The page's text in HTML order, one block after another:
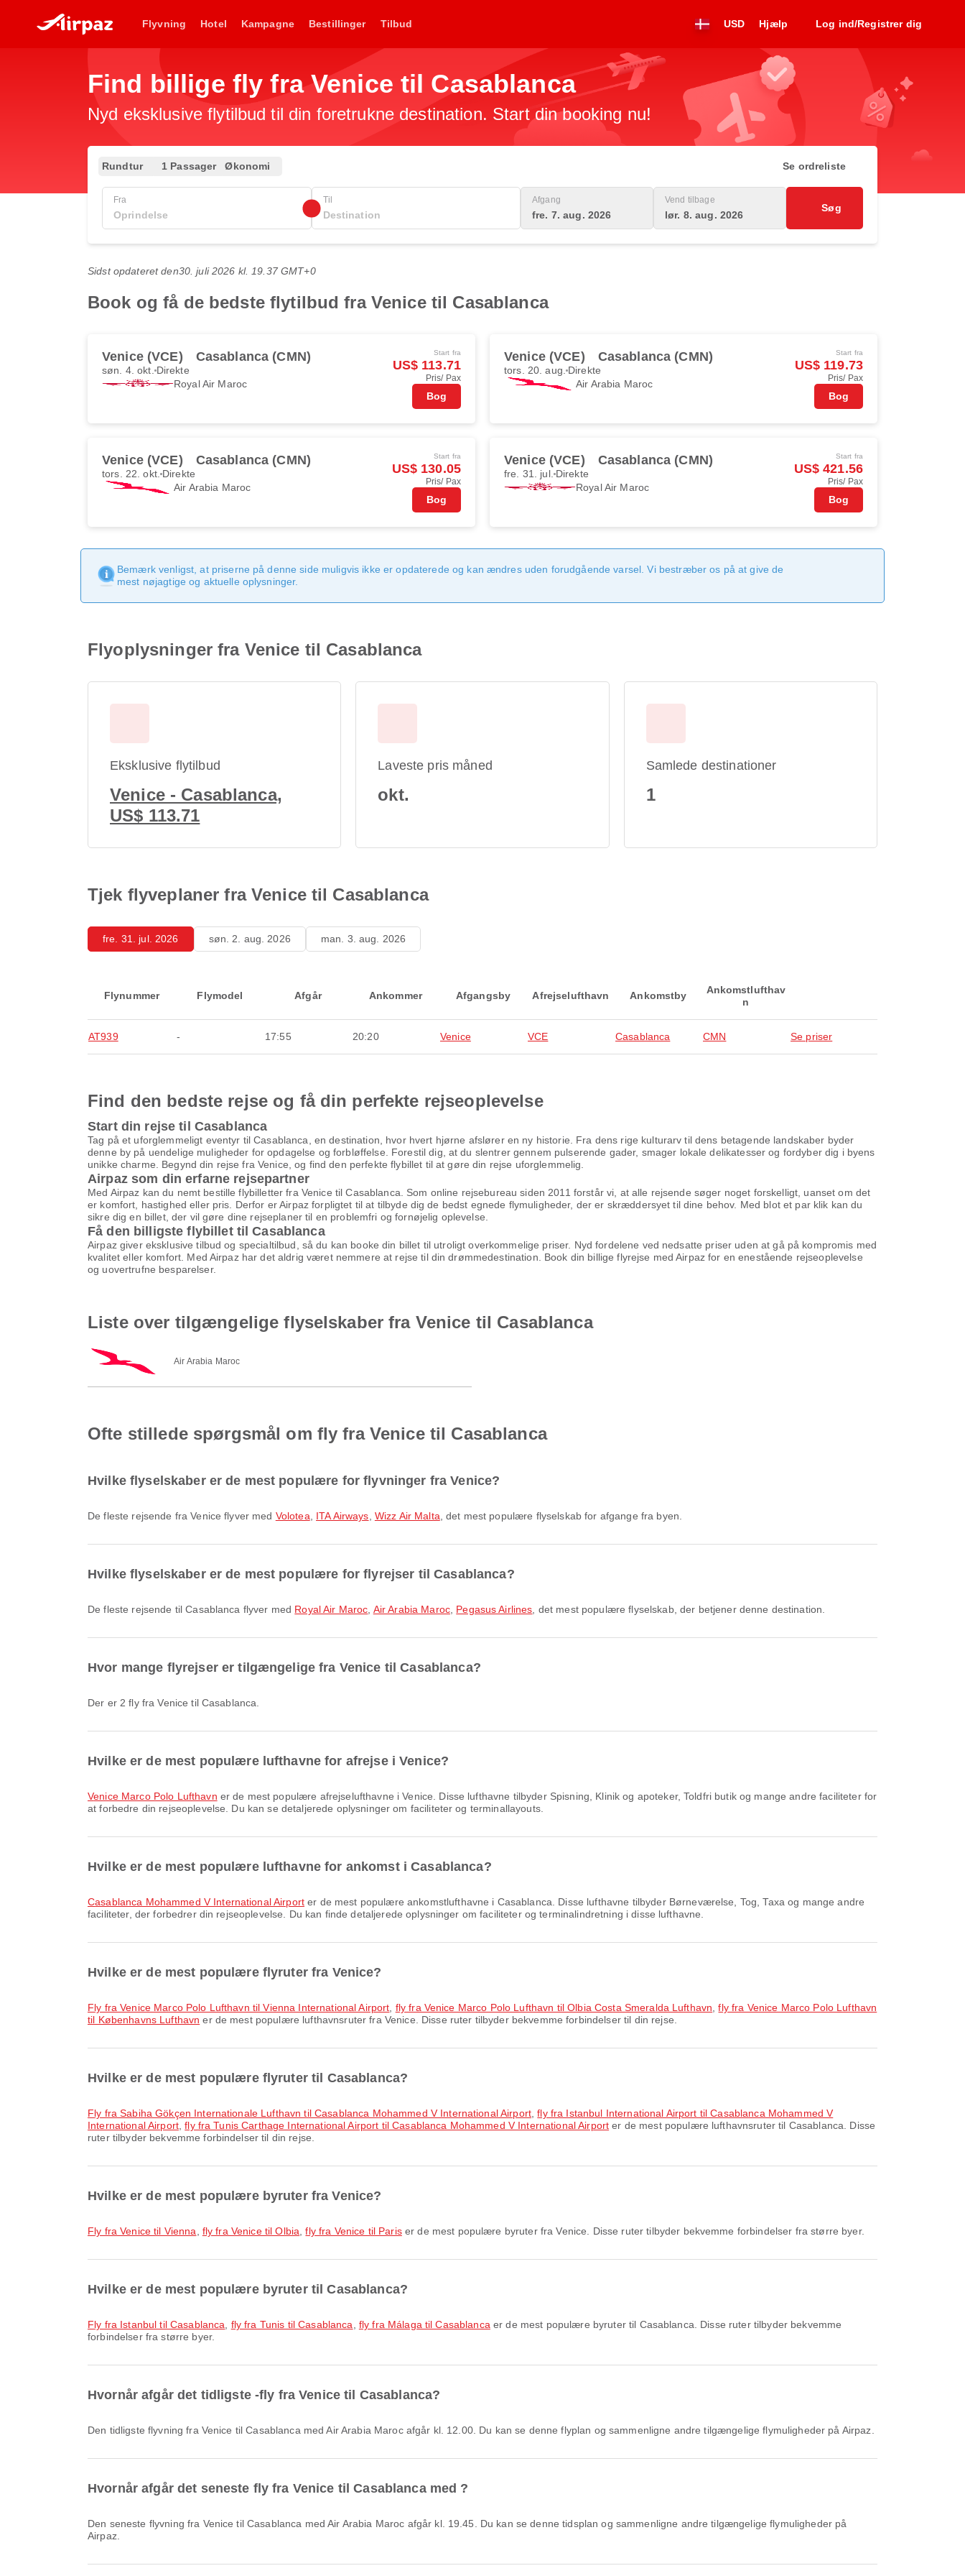
Flyvning Hotel Kampagne Bestillinger Tilbud USD Hjælp Log ind/Registrer dig
Find billige fly fra Venice til Casablanca
Nyd eksklusive flytilbud til din foretrukne destination. Start din booking nu!
Rundtur 1 Passager Økonomi Se ordreliste
Fra Til Afgang
fre. 7. aug. 2026
Vend tilbage
lør. 8. aug. 2026
Søg
Sidst opdateret den30. juli 2026 kl. 19.37 GMT+0
Book og få de bedste flytilbud fra Venice til Casablanca
Venice (VCE) Casablanca (CMN)
søn. 4. okt. Direkte
Royal Air Maroc
Start fra
US$ 113.71
Pris/ Pax
Bog
Venice (VCE) Casablanca (CMN)
tors. 20. aug. Direkte
Air Arabia Maroc
Start fra
US$ 119.73
Pris/ Pax
Bog
Venice (VCE) Casablanca (CMN)
tors. 22. okt. Direkte
Air Arabia Maroc
Start fra
US$ 130.05
Pris/ Pax
Bog
Venice (VCE) Casablanca (CMN)
fre. 31. jul. Direkte
Royal Air Maroc
Start fra
US$ 421.56
Pris/ Pax
Bog
Bemærk venligst, at priserne på denne side muligvis ikke er opdaterede og kan ændres uden forudgående varsel. Vi bestræber os på at give de
mest nøjagtige og aktuelle oplysninger.
Flyoplysninger fra Venice til Casablanca
Eksklusive flytilbud
Venice - Casablanca,
US$ 113.71
Laveste pris måned
okt.
Samlede destinationer
1
Tjek flyveplaner fra Venice til Casablanca
fre. 31. jul. 2026 søn. 2. aug. 2026 man. 3. aug. 2026
Flynummer Flymodel Afgår Ankommer Afgangsby Afrejselufthavn Ankomstby
Ankomstlufthav
n
AT939 - 17:55 20:20 Venice VCE Casablanca CMN Se priser
Find den bedste rejse og få din perfekte rejseoplevelse
Start din rejse til Casablanca
Tag på et uforglemmeligt eventyr til Casablanca, en destination, hvor hvert hjørne afslører en ny historie. Fra dens rige kulturarv til dens betagende landskaber byder
denne by på uendelige muligheder for opdagelse og forbløffelse. Forestil dig, at du slentrer gennem pulserende gader, smager lokale delikatesser og fordyber dig i byens
unikke charme. Begynd din rejse fra Venice, og find den perfekte flybillet til at gøre din rejse uforglemmelig.
Airpaz som din erfarne rejsepartner
Med Airpaz kan du nemt bestille flybilletter fra Venice til Casablanca. Som online rejsebureau siden 2011 forstår vi, at alle rejsende søger noget forskelligt, uanset om det
er komfort, hastighed eller pris. Derfor er Airpaz forpligtet til at tilbyde dig de bedst egnede flymuligheder, der er skræddersyet til dine behov. Med blot et par klik kan du
sikre dig en billet, der vil gøre dine rejseplaner til en problemfri og fornøjelig oplevelse.
Få den billigste flybillet til Casablanca
Airpaz giver eksklusive tilbud og specialtilbud, så du kan booke din billet til utroligt overkommelige priser. Nyd fordelene ved nedsatte priser uden at gå på kompromis med
kvalitet eller komfort. Med Airpaz har det aldrig været nemmere at rejse til din drømmedestination. Book din billige flyrejse med Airpaz for en enestående rejseoplevelse
og uovertrufne besparelser.
Liste over tilgængelige flyselskaber fra Venice til Casablanca
Air Arabia Maroc
Ofte stillede spørgsmål om fly fra Venice til Casablanca
Hvilke flyselskaber er de mest populære for flyvninger fra Venice?
De fleste rejsende fra Venice flyver med Volotea ITA Airways Wizz Air Malta , det mest populære flyselskab for afgange fra byen.
Hvilke flyselskaber er de mest populære for flyrejser til Casablanca?
De fleste rejsende til Casablanca flyver med Royal Air Maroc Air Arabia Maroc, Pegasus Airlines , det mest populære flyselskab, der betjener denne destination.
Hvor mange flyrejser er tilgængelige fra Venice til Casablanca?
Der er 2 fly fra Venice til Casablanca.
Hvilke er de mest populære lufthavne for afrejse i Venice?
Venice Marco Polo Lufthavn er de mest populære afrejselufthavne i Venice. Disse lufthavne tilbyder Spisning, Klinik og apoteker, Toldfri butik og mange andre faciliteter for
at forbedre din rejseoplevelse. Du kan se detaljerede oplysninger om faciliteter og terminallayouts.
Hvilke er de mest populære lufthavne for ankomst i Casablanca?
Casablanca Mohammed V International Airport er de mest populære ankomstlufthavne i Casablanca. Disse lufthavne tilbyder Børneværelse, Tog, Taxa og mange andre
faciliteter, der forbedrer din rejseoplevelse. Du kan finde detaljerede oplysninger om faciliteter og terminalindretning i disse lufthavne.
Hvilke er de mest populære flyruter fra Venice?
fly fra Venice Marco Polo Lufthavn til Vienna International Airport fly fra Venice Marco Polo Lufthavn til Olbia Costa Smeralda Lufthavn ,fly fra Venice Marco Polo Lufthavn
til Københavns Lufthavn er de mest populære lufthavnsruter fra Venice. Disse ruter tilbyder bekvemme forbindelser til din rejse.
Hvilke er de mest populære flyruter til Casablanca?
fly fra Sabiha Gökçen Internationale Lufthavn til Casablanca Mohammed V International Airport ,fly fra Istanbul International Airport til Casablanca Mohammed V
International Airport,fly fra Tunis Carthage International Airport til Casablanca Mohammed V International Airport er de mest populære lufthavnsruter til Casablanca. Disse
ruter tilbyder bekvemme forbindelser til din rejse.
Hvilke er de mest populære byruter fra Venice?
fly fra Venice til Vienna fly fra Venice til Olbia ,fly fra Venice til Pariser de mest populære byruter fra Venice. Disse ruter tilbyder bekvemme forbindelser fra større byer.
Hvilke er de mest populære byruter til Casablanca?
fly fra Istanbul til Casablanca fly fra Tunis til Casablanca fly fra Málaga til Casablanca er de mest populære byruter til Casablanca. Disse ruter tilbyder bekvemme
forbindelser fra større byer.
Hvornår afgår det tidligste -fly fra Venice til Casablanca?
Den tidligste flyvning fra Venice til Casablanca med Air Arabia Maroc afgår kl. 12.00. Du kan se denne flyplan og sammenligne andre tilgængelige flymuligheder på Airpaz.
Hvornår afgår det seneste fly fra Venice til Casablanca med ?
Den seneste flyvning fra Venice til Casablanca med Air Arabia Maroc afgår kl. 19.45. Du kan se denne tidsplan og sammenligne andre tilgængelige flymuligheder på
Airpaz.